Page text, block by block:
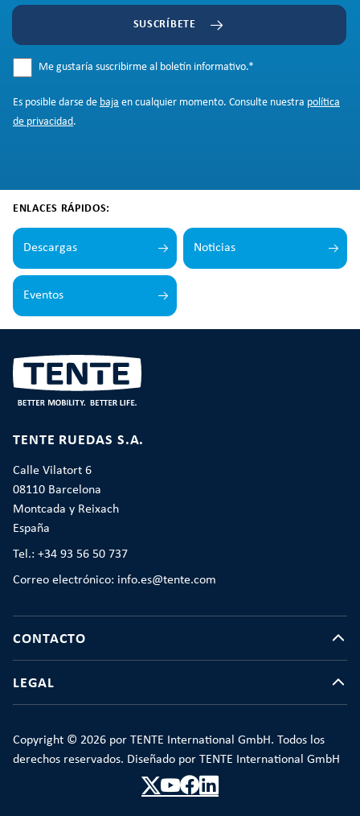
SUSCRÍBETE
Me gustaría suscribirme al boletín informativo.*
Es posible darse de baja en cualquier momento. Consulte nuestra política
de privacidad.
ENLACES RÁPIDOS:
Descargas Noticias
Eventos
TENTE RUEDAS S.A.
Calle Vilatort 6
08110 Barcelona
Montcada y Reixach
España
Tel.: +34 93 56 50 737
Correo electrónico: info.es@tente.com
CONTACTO
LEGAL
Copyright © 2026 por TENTE International GmbH. Todos los
derechos reservados. Diseñado por TENTE International GmbH